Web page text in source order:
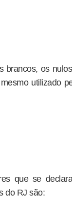
brancos, os
utilizado
que se
do RJ são: